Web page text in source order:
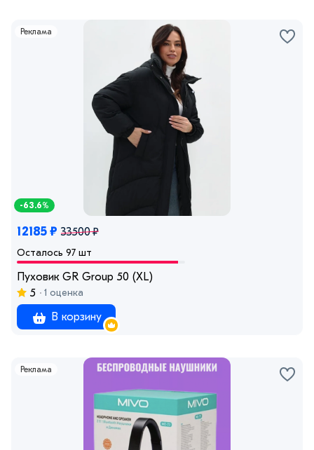
Реклама
-63.6%
12185 ₽ 33500 ₽
Осталось 97 шт
Пуховик GR Group 50 (XL)
5
1 оценка
В корзину
Реклама